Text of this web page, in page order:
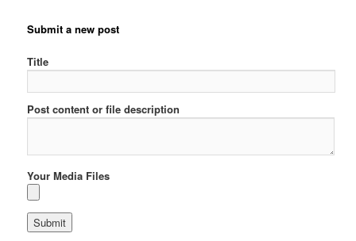
Submit a new post
Title
Post content or file description
Your Media Files